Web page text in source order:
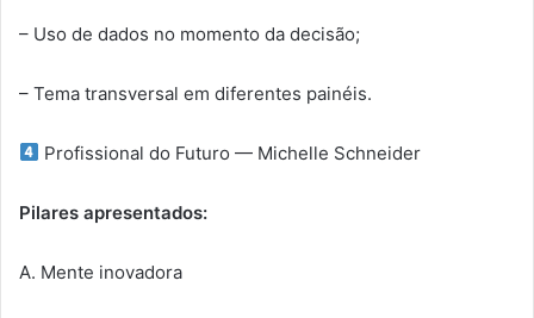
– Uso de dados no momento da decisão;
– Tema transversal em diferentes painéis.
Profissional do Futuro — Michelle Schneider
Pilares apresentados:
A. Mente inovadora